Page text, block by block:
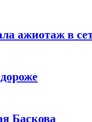
ажиотаж в
Баскова